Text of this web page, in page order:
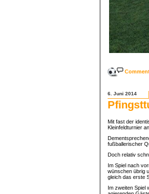
6. Juni 2014
Mit fast der
Kleinfeldturnier an.
fußballerischer
Doch relativ
Im Spiel nach
wünschen übrig
gleich das erste
Im zweiten Spiel